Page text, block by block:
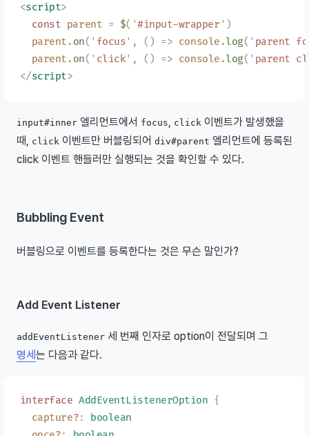
<script>
  const
parent = $( '#input-wrapper ' )
  parent
. on( ' focus' , () => console .log( ' parent
  parent
. on( ' click' , () => console .log( ' parent
</script>
input#inner 엘리먼트에서 focus click 이벤트가 발생했을
때,
click 이벤트만 버블링되어 div#parent 엘리먼트에 등록된
click 이벤트 핸들러만 실행되는 것을 확인할 수 있다.
Bubbling Event
버블링으로 이벤트를 등록한다는 것은 무슨 말인가?
Add Event Listener
addEventListener 세 번째 인자로 option이 전달되며 그
명세 는 다음과 같다.
interface AddEventListenerOption {
  capture
?:
boolean